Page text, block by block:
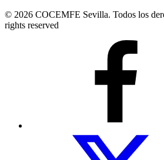
© 2026 COCEMFE Sevilla. Todos los
rights reserved
COCEMFE